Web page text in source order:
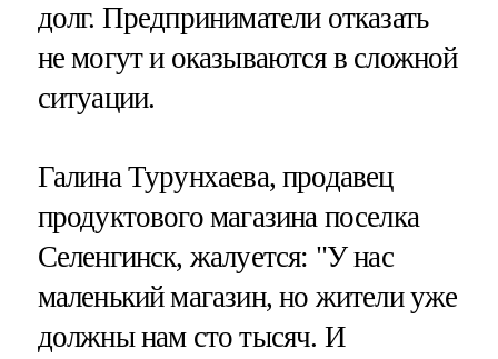
долг. Предприниматели отказать
не могут и оказываются в сложной
ситуации.
Галина Турунхаева, продавец
продуктового магазина поселка
Селенгинск, жалуется: "У нас
маленький магазин, но жители уже
должны нам сто тысяч. И